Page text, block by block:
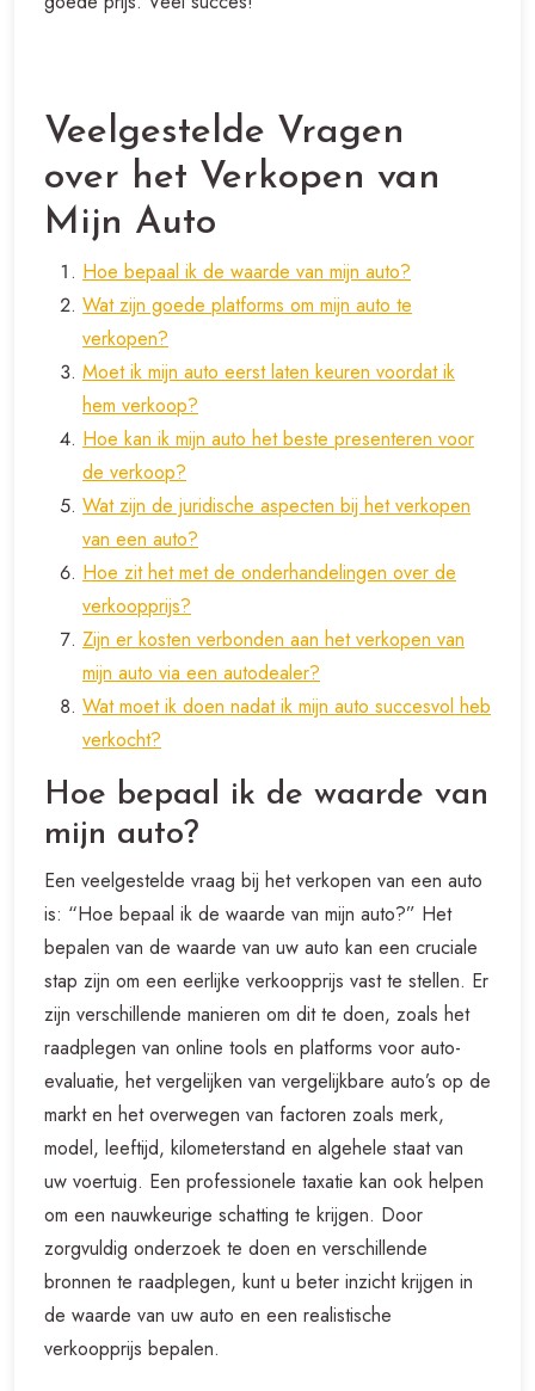
Veelgestelde Vragen
over het Verkopen van
Mijn Auto
Hoe bepaal ik de waarde van mijn auto?
Wat zijn goede platforms om mijn auto te
verkopen?
Moet ik mijn auto eerst laten keuren voordat ik
hem verkoop?
Hoe kan ik mijn auto het beste presenteren voor
de verkoop?
Wat zijn de juridische aspecten bij het verkopen
van een auto?
Hoe zit het met de onderhandelingen over de
verkoopprijs?
Zijn er kosten verbonden aan het verkopen van
mijn auto via een autodealer?
Wat moet ik doen nadat ik mijn auto succesvol heb
verkocht?
Hoe bepaal ik de waarde van
mijn auto?
Een veelgestelde vraag bij het verkopen van een auto
is: “Hoe bepaal ik de waarde van mijn auto?” Het
bepalen van de waarde van uw auto kan een cruciale
stap zijn om een eerlijke verkoopprijs vast te stellen. Er
zijn verschillende manieren om dit te doen, zoals het
raadplegen van online tools en platforms voor auto-
evaluatie, het vergelijken van vergelijkbare auto’s op de
markt en het overwegen van factoren zoals merk,
model, leeftijd, kilometerstand en algehele staat van
uw voertuig. Een professionele taxatie kan ook helpen
om een nauwkeurige schatting te krijgen. Door
zorgvuldig onderzoek te doen en verschillende
bronnen te raadplegen, kunt u beter inzicht krijgen in
de waarde van uw auto en een realistische
verkoopprijs bepalen.